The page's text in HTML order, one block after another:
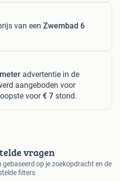
van een Zwembad 6
advertentie in de
aangeboden voor
voor€ 7 stond.
vragen
op je zoekopdracht en de
filters